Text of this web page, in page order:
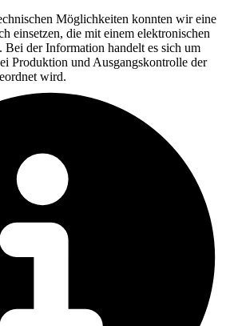
Möglichkeiten konnten wir eine
einsetzen, die mit einem elektronischen
Bei der Information handelt es sich um
Produktion und Ausgangskontrolle der
wird.